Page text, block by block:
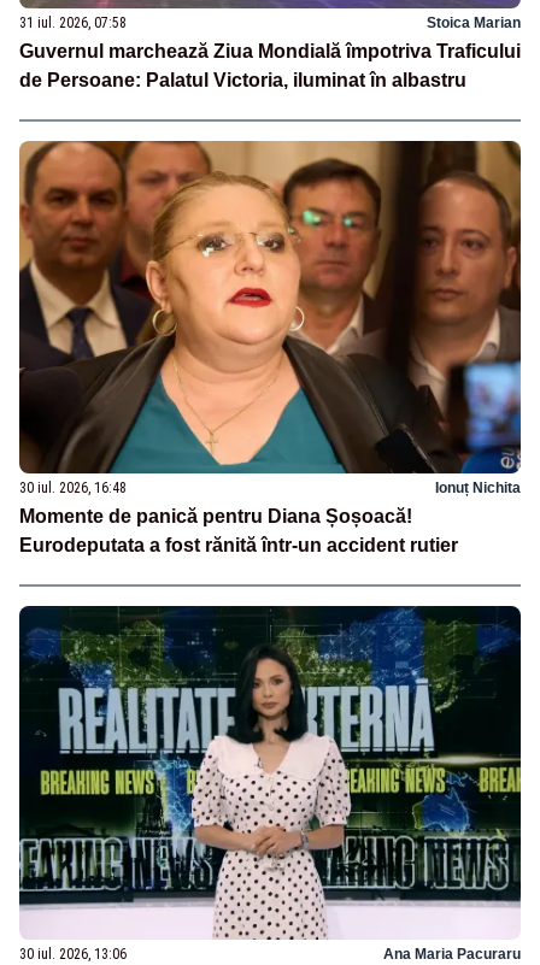
31 iul. 2026, 07:58 Stoica Marian
Guvernul marchează Ziua Mondială împotriva Traficului
de Persoane: Palatul Victoria, iluminat în albastru
30 iul. 2026, 16:48 Ionuț Nichita
Momente de panică pentru Diana Șoșoacă!
Eurodeputata a fost rănită într-un accident rutier
30 iul. 2026, 13:06 Ana Maria Pacuraru